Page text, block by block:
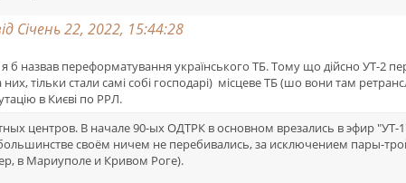
Січень 22, 2022, 15:44:28
б назвав переформатування українського ТБ. Тому що дійсно УТ-2
них, тільки стали самі собі господарі) місцеве ТБ (шо вони там
в Києві по РРЛ.
центров. В начале 90-ых ОДТРК в основном врезались в эфир
своём ничем не перебивались, за исключением пары-
в Мариуполе и Кривом Роге).